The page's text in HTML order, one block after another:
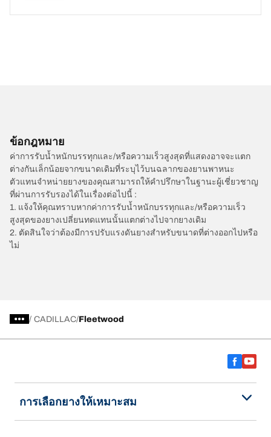
ข้อกฎหมาย
ค่าการรับน้ำหนักบรรทุกและ/หรือความเร็วสูงสุดที่แสดงอาจจะแตก
ต่างกันเล็กน้อยจากขนาดเดิมที่ระบุไว้บนฉลากของยานพาหนะ
ตัวแทนจำหน่ายยางของคุณสามารถให้คำปรึกษาในฐานะผู้เชี่ยวชาญ
ที่ผ่านการรับรองได้ในเรื่องต่อไปนี้ :
1. แจ้งให้คุณทราบหากค่าการรับน้ำหนักบรรทุกและ/หรือความเร็ว
สูงสุดของยางเปลี่ยนทดแทนนั้นแตกต่างไปจากยางเดิม
2. ตัดสินใจว่าต้องมีการปรับแรงดันยางสำหรับขนาดที่ต่างออกไปหรือ
ไม่
/ CADILLAC Fleetwood
การเลือกยางให้เหมาะสม